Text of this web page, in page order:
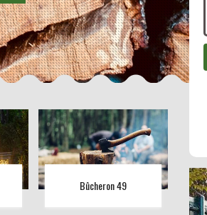
Bûcheron 49